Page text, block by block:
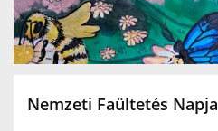
Nemzeti Faültetés Napja